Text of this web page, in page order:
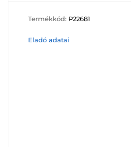
Termékkód: P22681
Eladó adatai